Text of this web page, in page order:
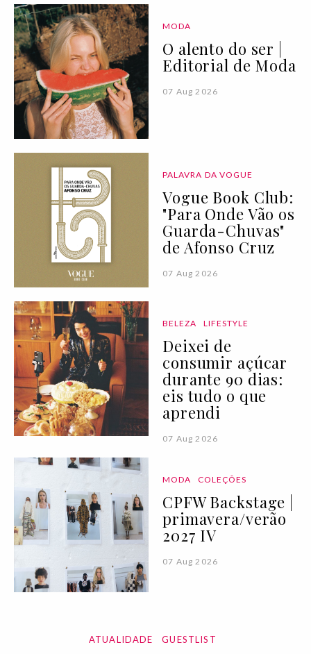
MODA
O alento do ser |
Editorial de Moda
07 Aug 2026
PALAVRA DA VOGUE
Vogue Book Club:
"Para Onde Vão os
Guarda-Chuvas"
de Afonso Cruz
07 Aug 2026
BELEZA LIFESTYLE
Deixei de
consumir açúcar
durante 90 dias:
eis tudo o que
aprendi
07 Aug 2026
MODA COLEÇÕES
CPFW Backstage |
primavera/verão
2027 IV
07 Aug 2026
ATUALIDADE GUESTLIST